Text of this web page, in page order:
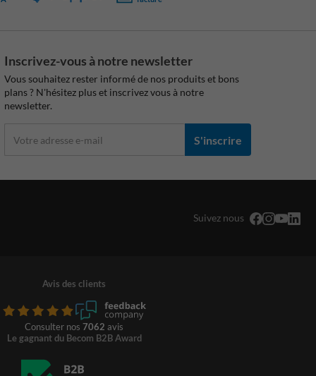
Inscrivez-vous à notre newsletter
Vous souhaitez rester informé de nos produits et bons
plans ? N'hésitez plus et inscrivez vous à notre
newsletter.
S'inscrire
Suivez nous
Avis des clients
Consulter nos 7062 avis
Le gagnant du Becom B2B Award